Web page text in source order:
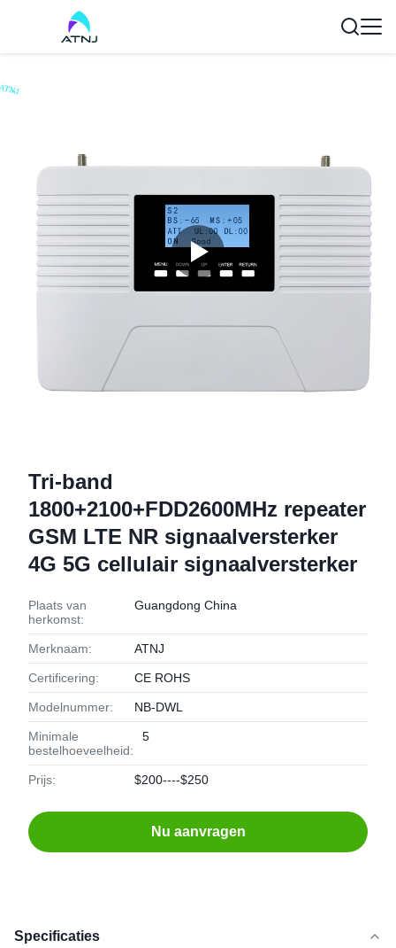
Tri-band
1800+2100+FDD2600MHz repeater
GSM LTE NR signaalversterker
4G 5G cellulair signaalversterker
Plaats van
herkomst:
Guangdong China
Merknaam: ATNJ
Certificering: CE ROHS
Modelnummer: NB-DWL
Minimale
bestelhoeveelheid:
5
Prijs: $200----$250
Nu aanvragen
Specificaties